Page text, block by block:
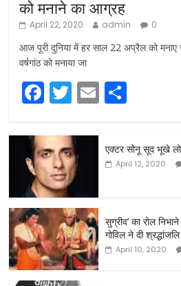
को मनाने का आग्रह
April 22, 2020 admin 0
आज पूरी दुनिया में हर साल 22 अप्रैल को मनाए
वर्षगांठ को मनाया जा
F
a
c
e
b
o
o
k
T
w
itt
er
E
m
ar
e
एक्टर सोनू सूद भूखे
April 12, 2020
सुग्रीव’ का रोल
गोविल ने दी श्रद्धांजलि
April 10, 2020